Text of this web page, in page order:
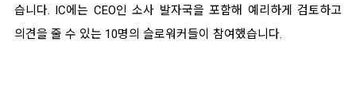
습니다. IC에는 CEO인 소사 발자국을 포함해 예리하게 검토하고
의견을 줄 수 있는 10명의 슬로워커들이 참여했습니다.